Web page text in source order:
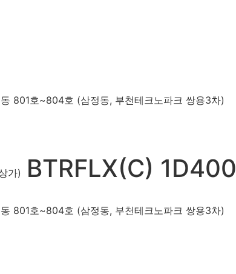
BTRFLX(C) 1D400
801호~804호 (삼정동, 부천테크노파크 쌍용3차)
가)
801호~804호 (삼정동, 부천테크노파크 쌍용3차)